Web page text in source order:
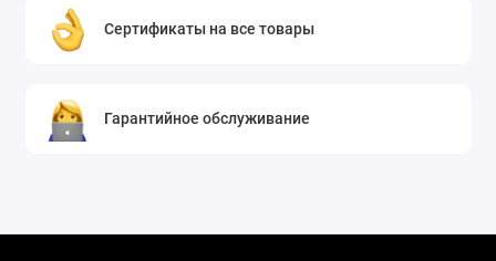
Сертификаты на все товары
Гарантийное обслуживание